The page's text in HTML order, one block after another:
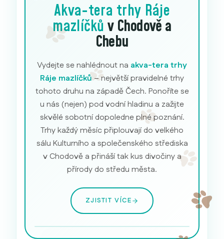
Akva-tera trhy Ráje
mazlíčků v Chodově a
Chebu
Vydejte se nahlédnout na akva-tera trhy
Ráje mazlíčků– největší pravidelné trhy
tohoto druhu na západě Čech. Ponoříte se
u nás (nejen) pod vodní hladinu a zažijte
skvělé sobotní dopoledne plné poznání.
Trhy každý měsíc připlouvají do velkého
sálu Kulturního a společenského střediska
v Chodově a přináší tak kus divočiny a
přírody do středu města.
ZJISTIT VÍCE
Akvarijní ryby